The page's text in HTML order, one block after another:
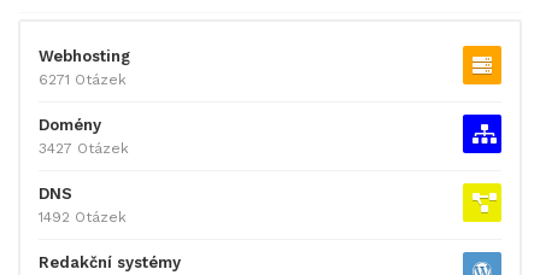
Webhosting
6271 Otázek
Domény
3427 Otázek
DNS
1492 Otázek
Redakční systémy